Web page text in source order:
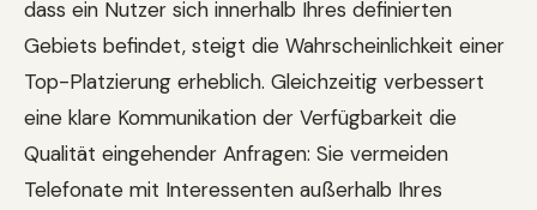
dass ein Nutzer sich innerhalb Ihres definierten
Gebiets befindet, steigt die Wahrscheinlichkeit einer
Top-Platzierung erheblich. Gleichzeitig verbessert
eine klare Kommunikation der Verfügbarkeit die
Qualität eingehender Anfragen: Sie vermeiden
Telefonate mit Interessenten außerhalb Ihres